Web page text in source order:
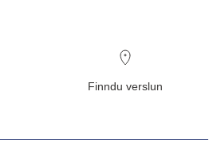
Finndu verslun